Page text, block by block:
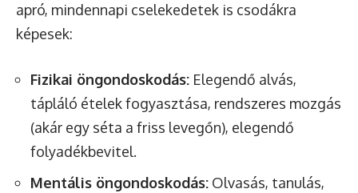
apró, mindennapi cselekedetek is csodákra
képesek:
Fizikai öngondoskodás: Elegendő alvás,
tápláló ételek fogyasztása, rendszeres mozgás
(akár egy séta a friss levegőn), elegendő
folyadékbevitel.
Mentális öngondoskodás: Olvasás, tanulás,